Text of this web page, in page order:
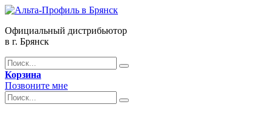
Официальный дистрибьютор
в г. Брянск
Корзина
Позвоните мне